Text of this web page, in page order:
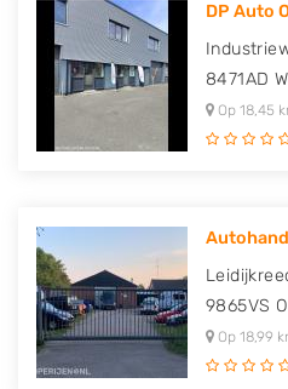
DP Auto
8471AD
Op 18,45
9865VS
Op 18,99